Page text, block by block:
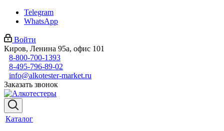
Telegram
WhatsApp
Войти
Киров, Ленина 95а, офис 101
8-800-700-1393
8-495-796-89-02
info@alkotester-market.ru
Заказать звонок
Каталог